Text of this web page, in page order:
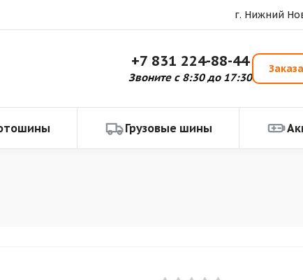
г. Нижний
+7 831 224-88-44
Звоните с 8:30 до 17:30
Грузовые шины